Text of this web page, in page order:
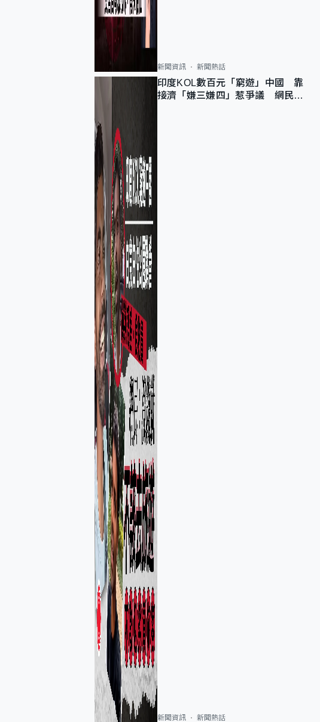
新聞資訊 新聞熱話
印度KOL數百元「窮遊」中國 靠
接濟「嫌三嫌四」惹爭議 網民：
新聞資訊 新聞熱話